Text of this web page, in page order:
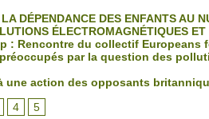
DÉPENDANCE DES ENFANTS AU
ÉLECTROMAGNÉTIQUES ET
: Rencontre du collectif Europeans
préoccupés par la question des
une action des opposants
4 5